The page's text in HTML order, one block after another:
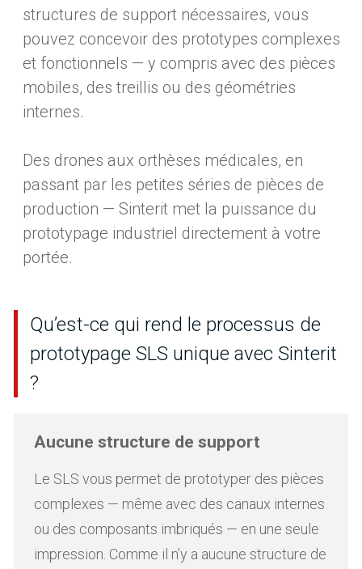
structures de support nécessaires, vous
pouvez concevoir des prototypes complexes
et fonctionnels — y compris avec des pièces
mobiles, des treillis ou des géométries
internes.
Des drones aux orthèses médicales, en
passant par les petites séries de pièces de
production — Sinterit met la puissance du
prototypage industriel directement à votre
portée.
Qu’est-ce qui rend le processus de
prototypage SLS unique avec Sinterit
?
Aucune structure de support
Le SLS vous permet de prototyper des pièces
complexes — même avec des canaux internes
ou des composants imbriqués — en une seule
impression. Comme il n’y a aucune structure de